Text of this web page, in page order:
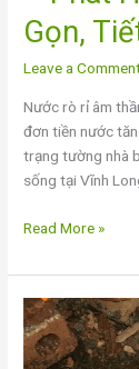
Gọn,
Leave a
Nước rò rỉ âm
đơn tiền nước
trạng tường nhà
sống tại Vĩnh
Kiệm
Tối
Đa
Read More »
Dò
Tìm
Rò